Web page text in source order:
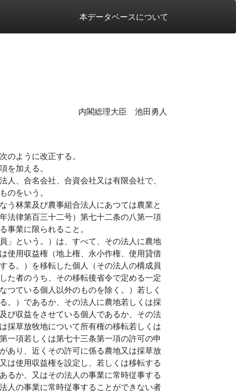
本データベースについて
内閣総理大臣 池田勇人
のように改正する。
を加える。
、合名会社、合資会社又は有限会社で、
のをいう。
う林業及び農事組合法人にあつては農業と
法律第百三十二号）第七十二条の八第一項
事業に限られること。
」という。）は、すべて、その法人に農地
使用収益権（地上権、永小作権、使用貸借
る。）を移転した個人（その法人の構成員
た者のうち、その移転後省令で定める一定
つている個人以外のものを除く。）若しく
。）であるか、その法人に農地若しくは採
び収益をさせている個人であるか、その法
採草放牧地について所有権の移転若しくは
一項若しくは第七十三条第一項の許可の申
あり、近くその許可に係る農地又は採草放
は使用収益権を設定し、若しくは移転する
るか、又はその法人の事業に常時従事する
人の事業に常時従事することができない者